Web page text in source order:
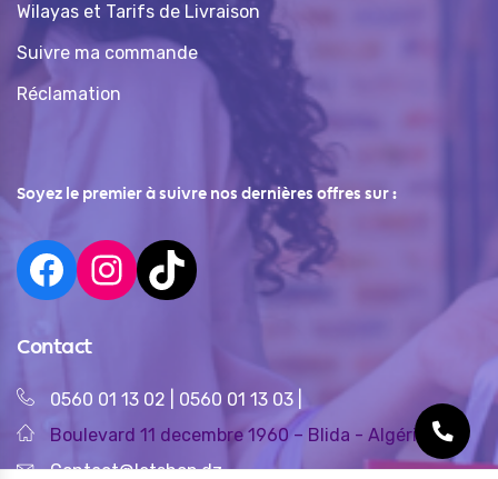
Wilayas et Tarifs de Livraison
Suivre ma commande
Réclamation
Soyez le premier à suivre nos dernières offres sur :
Contact
0560 01 13 02 0560 01 13 03
Boulevard 11 decembre 1960 – Blida - Algérie
Contact@letshop.dz